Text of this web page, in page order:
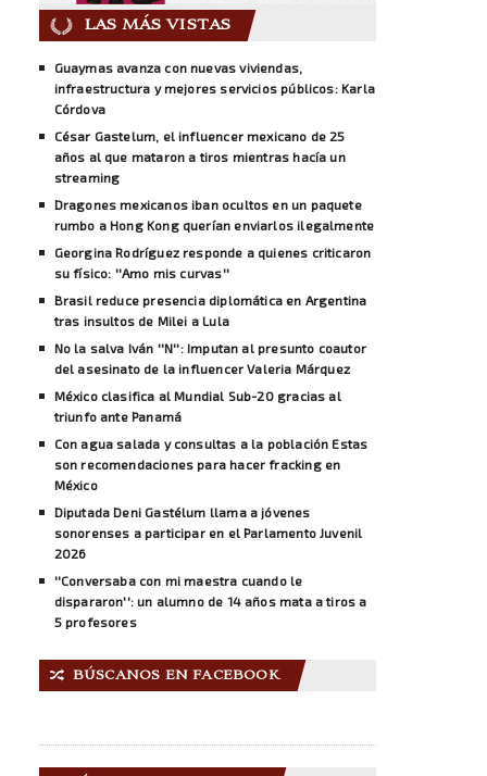
LAS MÁS VISTAS
Guaymas avanza con nuevas viviendas,
infraestructura y mejores servicios públicos: Karla
Córdova
César Gastelum, el influencer mexicano de 25
años al que mataron a tiros mientras hacía un
streaming
Dragones mexicanos iban ocultos en un paquete
rumbo a Hong Kong querían enviarlos ilegalmente
Georgina Rodríguez responde a quienes criticaron
su físico: ''Amo mis curvas''
Brasil reduce presencia diplomática en Argentina
tras insultos de Milei a Lula
No la salva Iván ''N'': Imputan al presunto coautor
del asesinato de la influencer Valeria Márquez
México clasifica al Mundial Sub-20 gracias al
triunfo ante Panamá
Con agua salada y consultas a la población Estas
son recomendaciones para hacer fracking en
México
Diputada Deni Gastélum llama a jóvenes
sonorenses a participar en el Parlamento Juvenil
2026
''Conversaba con mi maestra cuando le
dispararon'': un alumno de 14 años mata a tiros a
5 profesores
🔀 BÚSCANOS EN FACEBOOK